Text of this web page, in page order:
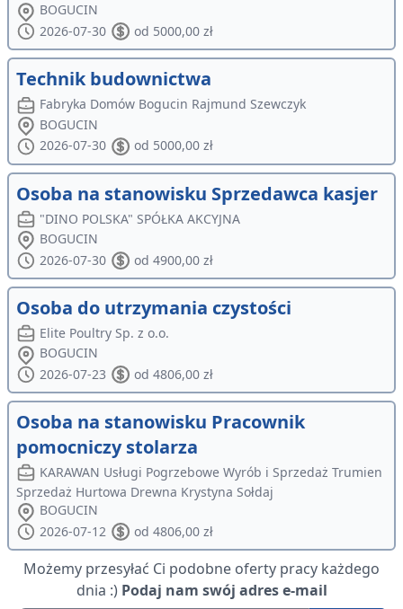
BOGUCIN
2026-07-30
od 5000,00 zł
Technik budownictwa
Fabryka Domów Bogucin Rajmund Szewczyk
BOGUCIN
2026-07-30
od 5000,00 zł
Osoba na stanowisku Sprzedawca kasjer
"DINO POLSKA" SPÓŁKA AKCYJNA
BOGUCIN
2026-07-30
od 4900,00 zł
Osoba do utrzymania czystości
Elite Poultry Sp. z o.o.
BOGUCIN
2026-07-23
od 4806,00 zł
Osoba na stanowisku Pracownik
pomocniczy stolarza
KARAWAN Usługi Pogrzebowe Wyrób i Sprzedaż Trumien
Sprzedaż Hurtowa Drewna Krystyna Sołdaj
BOGUCIN
2026-07-12
od 4806,00 zł
Możemy przesyłać Ci podobne oferty pracy każdego
dnia :) Podaj nam swój adres e-mail